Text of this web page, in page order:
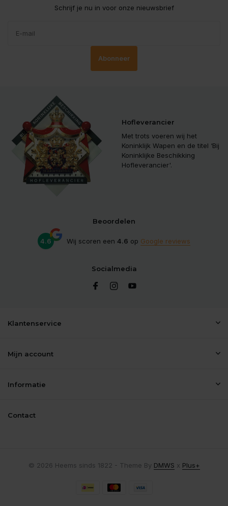
Schrijf je nu in voor onze nieuwsbrief
Abonneer
Hofleverancier
Met trots voeren wij het
Koninklijk Wapen en de titel ‘Bij
Koninklijke Beschikking
Hofleverancier'.
Beoordelen
4.6 Wij scoren een 4.6 op Google reviews
Socialmedia
Klantenservice
Mijn account
Informatie
Contact
© 2026 Heems sinds 1822 - Theme By DMWS x Plus+